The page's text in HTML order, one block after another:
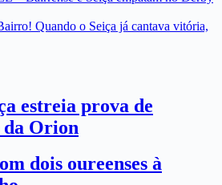
Quando o Seiça já cantava vitória,
estreia prova de
da Orion
dois oureenses à